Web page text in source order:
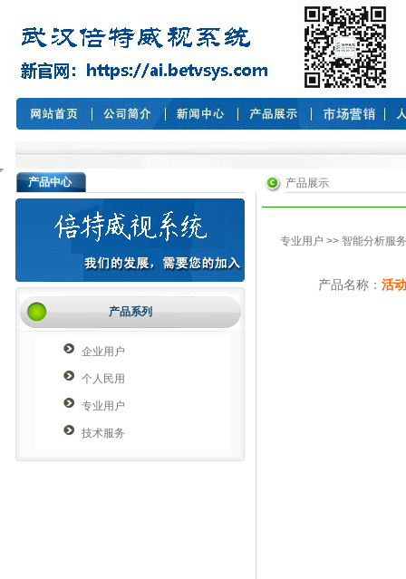
产品中心
产品系列
企业用户
个人民用
专业用户
技术服务
产品展示
专业用户 >> 智能分析服
产品名称： 活